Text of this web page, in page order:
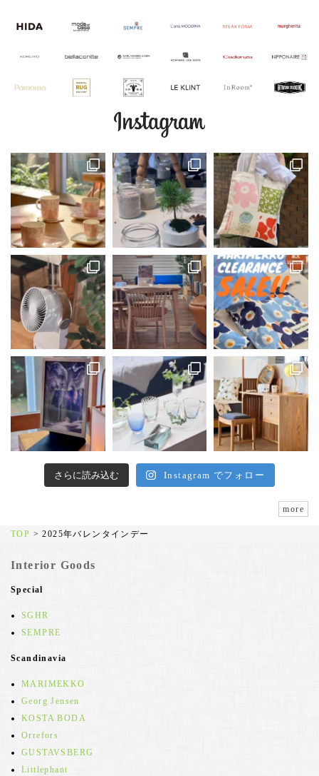
さらに読み込む Instagram でフォロー
more
TOP >2025年バレンタインデー
Interior Goods
Special
SGHR
SEMPRE
Scandinavia
MARIMEKKO
Georg Jensen
KOSTA BODA
Orrefors
GUSTAVSBERG
Littlephant